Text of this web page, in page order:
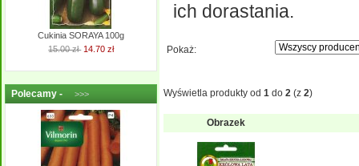
Cukinia SORAYA 100g
15.00 zł 14.70 zł
Polecamy - >>>
ich dorastania.
Pokaż:
Wyświetla produkty od 1 do 2 (z 2)
Obrazek